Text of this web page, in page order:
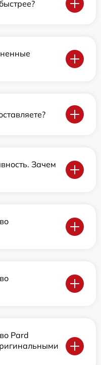
Зачем
Pard